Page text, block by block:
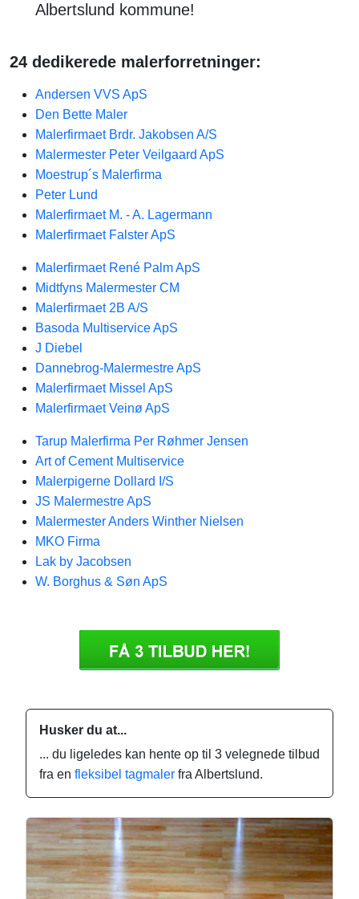
Albertslund kommune!
24 dedikerede malerforretninger:
Andersen VVS ApS
Den Bette Maler
Malerfirmaet Brdr. Jakobsen A/S
Malermester Peter Veilgaard ApS
Moestrup´s Malerfirma
Peter Lund
Malerfirmaet M. - A. Lagermann
Malerfirmaet Falster ApS
Malerfirmaet René Palm ApS
Midtfyns Malermester CM
Malerfirmaet 2B A/S
Basoda Multiservice ApS
J Diebel
Dannebrog-Malermestre ApS
Malerfirmaet Missel ApS
Malerfirmaet Veinø ApS
Tarup Malerfirma Per Røhmer Jensen
Art of Cement Multiservice
Malerpigerne Dollard I/S
JS Malermestre ApS
Malermester Anders Winther Nielsen
MKO Firma
Lak by Jacobsen
W. Borghus & Søn ApS
Husker du at...
... du ligeledes kan hente op til 3 velegnede tilbud
fra en fleksibel tagmaler fra Albertslund.